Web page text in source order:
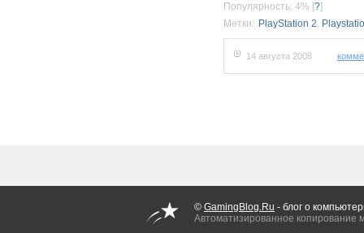
Популярность: 4% [?]
Метки: PlayStation 2,
14 августа 2008
© GamingBlog.Ru - блог о
Автоматизированное копирование